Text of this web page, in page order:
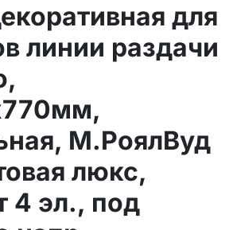
для
линии раздачи
М.РоялВуд
люкс,
4 эл., под